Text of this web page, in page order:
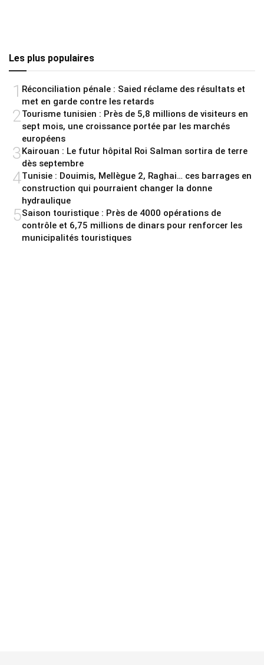
Les plus populaires
1 Réconciliation pénale : Saied réclame des résultats et
met en garde contre les retards
2Tourisme tunisien : Près de 5,8 millions de visiteurs en
sept mois, une croissance portée par les marchés
européens
3Kairouan : Le futur hôpital Roi Salman sortira de terre
dès septembre
4Tunisie : Douimis, Mellègue 2, Raghai… ces barrages en
construction qui pourraient changer la donne
hydraulique
5Saison touristique : Près de 4000 opérations de
contrôle et 6,75 millions de dinars pour renforcer les
municipalités touristiques